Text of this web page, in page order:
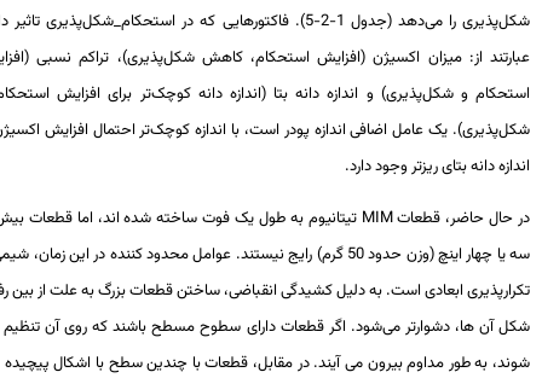
شکل‌پذیری را می‌دهد (جدول 1-2-5). فاکتورهایی که در استحکام_شکل‌پذیری تاثیر دارند
از: میزان اکسیژن (افزایش استحکام، کاهش ‌شکل‌پذیری)، تراکم نسبی (افزایش
و شکل‌پذیری) و اندازه دانه بتا (اندازه دانه کوچک‌تر برای افزایش استحکام و
یک عامل اضافی اندازه پودر است، با اندازه کوچک‌تر احتمال افزایش اکسیژن و
دانه بتای ریزتر وجود دارد.
حال حاضر، قطعاتMIMتیتانیوم به طول یک فوت ساخته شده اند، اما قطعات بیش از
سه یا چهار اینچ (وزن حدود 50 گرم) رایج نیستند. عوامل محدود کننده در این زمان، شیمی و
ابعادی است. به دلیل کشیدگی انقباضی، ساختن قطعات بزرگ به علت از بین رفتن
آن ها، دشوارتر می‌شود. اگر قطعات دارای سطوح مسطح باشند که روی آن تنظیم می
به طور مداوم بیرون می آیند. در مقابل، قطعات با چندین سطح با اشکال پیچیده نیاز